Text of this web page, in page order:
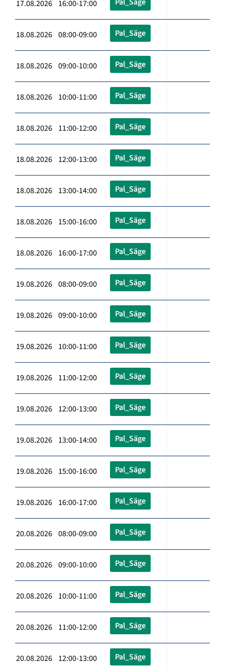
17.08.2026 16:00-17:00
18.08.2026 08:00-09:00 Pal_Säge
18.08.2026 09:00-10:00 Pal_Säge
18.08.2026 10:00-11:00 Pal_Säge
18.08.2026 11:00-12:00 Pal_Säge
18.08.2026 12:00-13:00 Pal_Säge
18.08.2026 13:00-14:00 Pal_Säge
18.08.2026 15:00-16:00 Pal_Säge
18.08.2026 16:00-17:00 Pal_Säge
19.08.2026 08:00-09:00 Pal_Säge
19.08.2026 09:00-10:00 Pal_Säge
19.08.2026 10:00-11:00 Pal_Säge
19.08.2026 11:00-12:00 Pal_Säge
19.08.2026 12:00-13:00 Pal_Säge
19.08.2026 13:00-14:00 Pal_Säge
19.08.2026 15:00-16:00 Pal_Säge
19.08.2026 16:00-17:00 Pal_Säge
20.08.2026 08:00-09:00 Pal_Säge
20.08.2026 09:00-10:00 Pal_Säge
20.08.2026 10:00-11:00 Pal_Säge
20.08.2026 11:00-12:00 Pal_Säge
20.08.2026 12:00-13:00 Pal_Säge